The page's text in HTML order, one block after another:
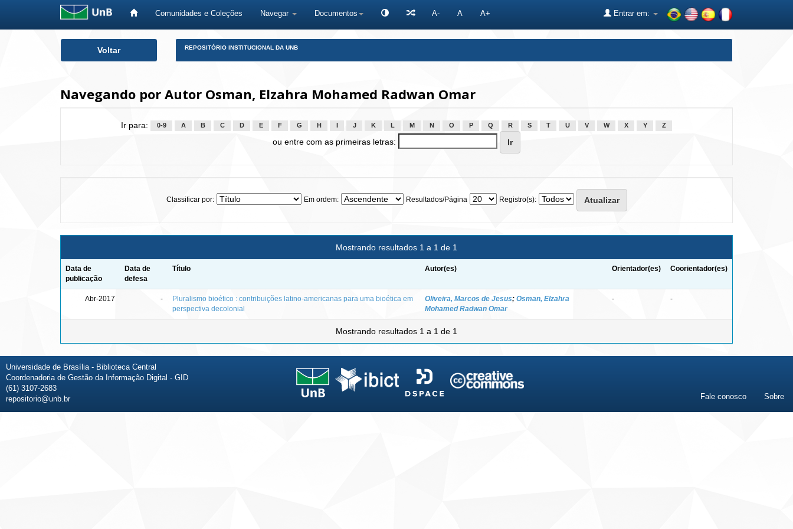
Comunidades e Coleções Navegar Documentos A- A A+ Entrar em:
Voltar REPOSITÓRIO INSTITUCIONAL DA UNB
Navegando por Autor Osman, Elzahra Mohamed Radwan Omar
Ir para: 0-9 A B C D E F G H J K L M N O P Q R S T U V W X Y Z
ou entre com as primeiras letras:
Classificar por: Em ordem: Resultados/Página Registro(s):
Mostrando resultados 1 a 1 de 1
Data de
publicação
Data de
defesa
Título Autor(es) Orientador(es) Coorientador(es)
Abr-2017 -
Pluralismo bioético : contribuições latino-americanas para uma bioética em
perspectiva decolonial
Oliveira, Marcos de Jesus; Osman, Elzahra
Mohamed Radwan Omar
- -
Mostrando resultados 1 a 1 de 1
Universidade de Brasília - Biblioteca Central
Coordenadoria de Gestão da Informação Digital - GID
(61) 3107-2683
repositorio@unb.br
Fale conosco Sobre